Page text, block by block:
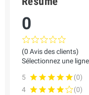
0
(0 Avis des clients)
Sélectionnez une
5
(0)
4
(0)